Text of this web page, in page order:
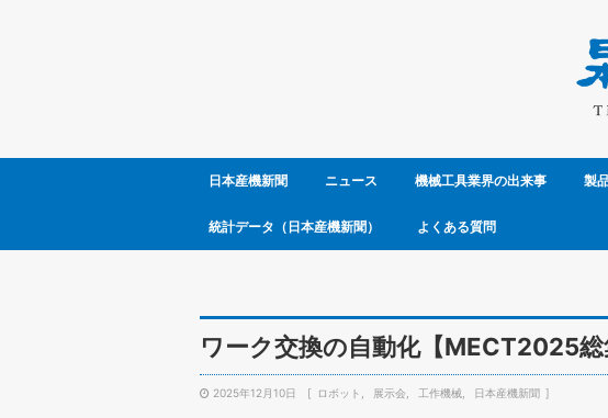
日本産機新聞 ニュース 機械工具業界の出来事 製
統計データ（日本産機新聞） よくある質問
ワーク交換の自動化【MECT2025総
2025年12月10日 ロボット 展示会 工作機械 日本産機新聞